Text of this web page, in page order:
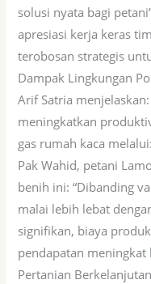
solusi nyata bagi
apresiasi kerja keras
terobosan strategis
Dampak Lingkungan
Arif Satria
meningkatkan
gas rumah kaca
Pak Wahid, petani
benih ini: “Dibanding
malai lebih lebat
signifikan, biaya
pendapatan meningkat
Pertanian